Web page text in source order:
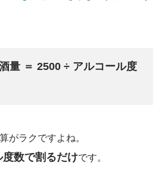
量 ＝ 2500 ÷ アルコール度
がラクですよね。
度数で割るだけです。